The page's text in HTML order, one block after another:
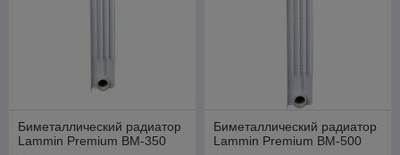
Биметаллический радиатор
Lammin Premium BM-350
Биметаллический радиатор
Lammin Premium BM-500